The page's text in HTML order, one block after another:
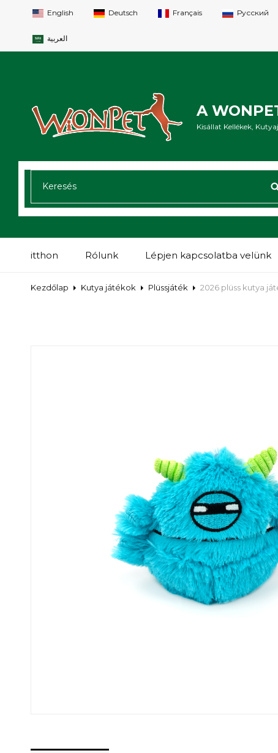
English Deutsch Français Русский
العربية
A
Kisállat Kellékek,
itthon Rólunk Lépjen kapcsolatba velünk
Kezdőlap Kutya játékok Plüssjáték 2026 plüss kutya